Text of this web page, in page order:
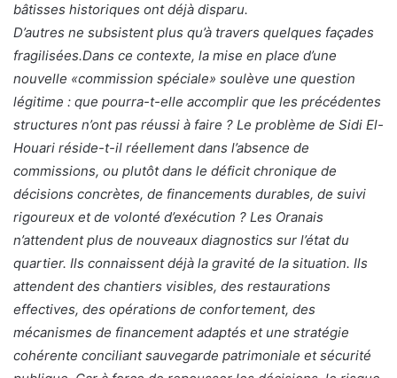
bâtisses historiques ont déjà disparu.
D’autres ne subsistent plus qu’à travers quelques façades
fragilisées.Dans ce contexte, la mise en place d’une
nouvelle «commission spéciale» soulève une question
légitime : que pourra-t-elle accomplir que les précédentes
structures n’ont pas réussi à faire ? Le problème de Sidi El-
Houari réside-t-il réellement dans l’absence de
commissions, ou plutôt dans le déficit chronique de
décisions concrètes, de financements durables, de suivi
rigoureux et de volonté d’exécution ? Les Oranais
n’attendent plus de nouveaux diagnostics sur l’état du
quartier. Ils connaissent déjà la gravité de la situation. Ils
attendent des chantiers visibles, des restaurations
effectives, des opérations de confortement, des
mécanismes de financement adaptés et une stratégie
cohérente conciliant sauvegarde patrimoniale et sécurité